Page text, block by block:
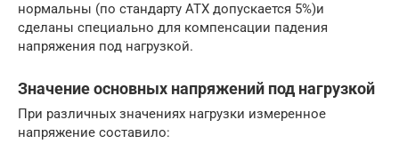
нормальны (по стандарту ATX допускается 5%)и
сделаны специально для компенсации падения
напряжения под нагрузкой.
Значение основных напряжений под нагрузкой
При различных значениях нагрузки измеренное
напряжение составило: